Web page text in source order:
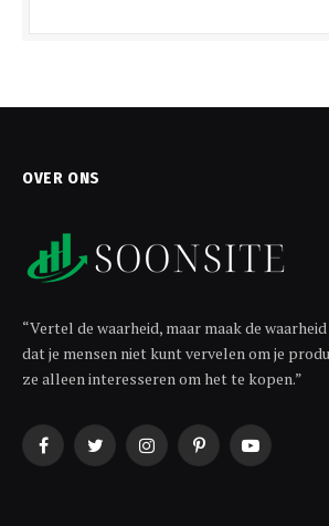
OVER ONS
“Vertel de waarheid, maar maak de
dat je mensen niet kunt vervelen om je
ze alleen interesseren om het te kopen.”
FacebookTwitterInstagramPinterestYouTube